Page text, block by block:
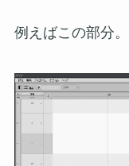
例えばこの部分。